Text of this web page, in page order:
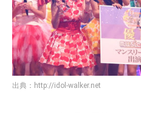
出典： http://idol-walker.net